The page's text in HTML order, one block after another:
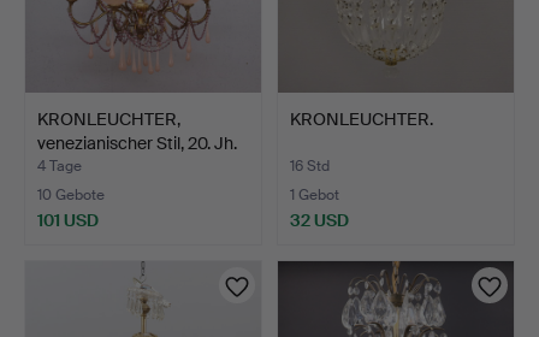
KRONLEUCHTER,
venezianischer Stil, 20. Jh.
4 Tage
10 Gebote
101 USD
KRONLEUCHTER.
16 Std
1 Gebot
32 USD